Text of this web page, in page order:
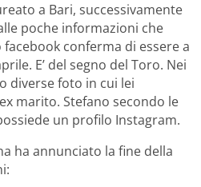
a Bari, successivamente
poche informazioni che
conferma di essere a
E’ del segno del Toro. Nei
diverse foto in cui lei
marito. Stefano secondo le
un profilo Instagram.
ha annunciato la fine della